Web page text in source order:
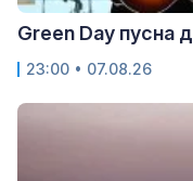
Green Day пусна
23:00 • 07.08.26